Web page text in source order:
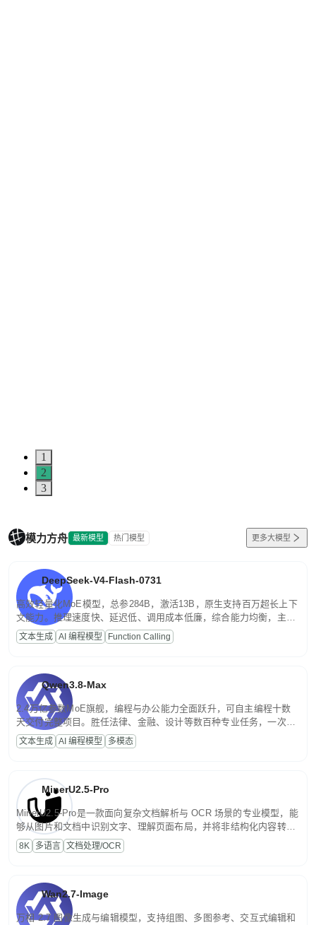
1
2
3
模力方舟 最新模型 热门模型 更多大模型
DeepSeek-V4-Flash-0731
高效轻量化MoE模型，总参284B，激活13B，原生支持百万超长上下
文能力。推理速度快、延迟低、调用成本低廉，综合能力均衡，主打
高并发、轻量化任务，适合日常对话、内容创作、基础 RAG、批量
文案处理等普惠刚需场景。
文本生成 AI 编程模型 Function Calling
Qwen3.8-Max
2.4万亿参数MoE旗舰，编程与办公能力全面跃升，可自主编程十数
天交付完整项目。胜任法律、金融、设计等数百种专业任务，一次对
话端到端交付生产级成果。原生视觉理解贯穿规划、执行与验证全流
程，支持超长文档与长视频的深度语义解析。长程任务中自主规划与
文本生成 AI 编程模型 多模态
MinerU2.5-Pro
MinerU2.5-Pro是一款面向复杂文档解析与 OCR 场景的专业模型，能
够从图片和文档中识别文字、理解页面布局，并将非结构化内容转换
为便于存储、检索和二次处理的结构化结果。
8K 多语言 文档处理/OCR
Wan2.7-Image
万相 2.7 图像生成与编辑模型，支持组图、多图参考、交互式编辑和